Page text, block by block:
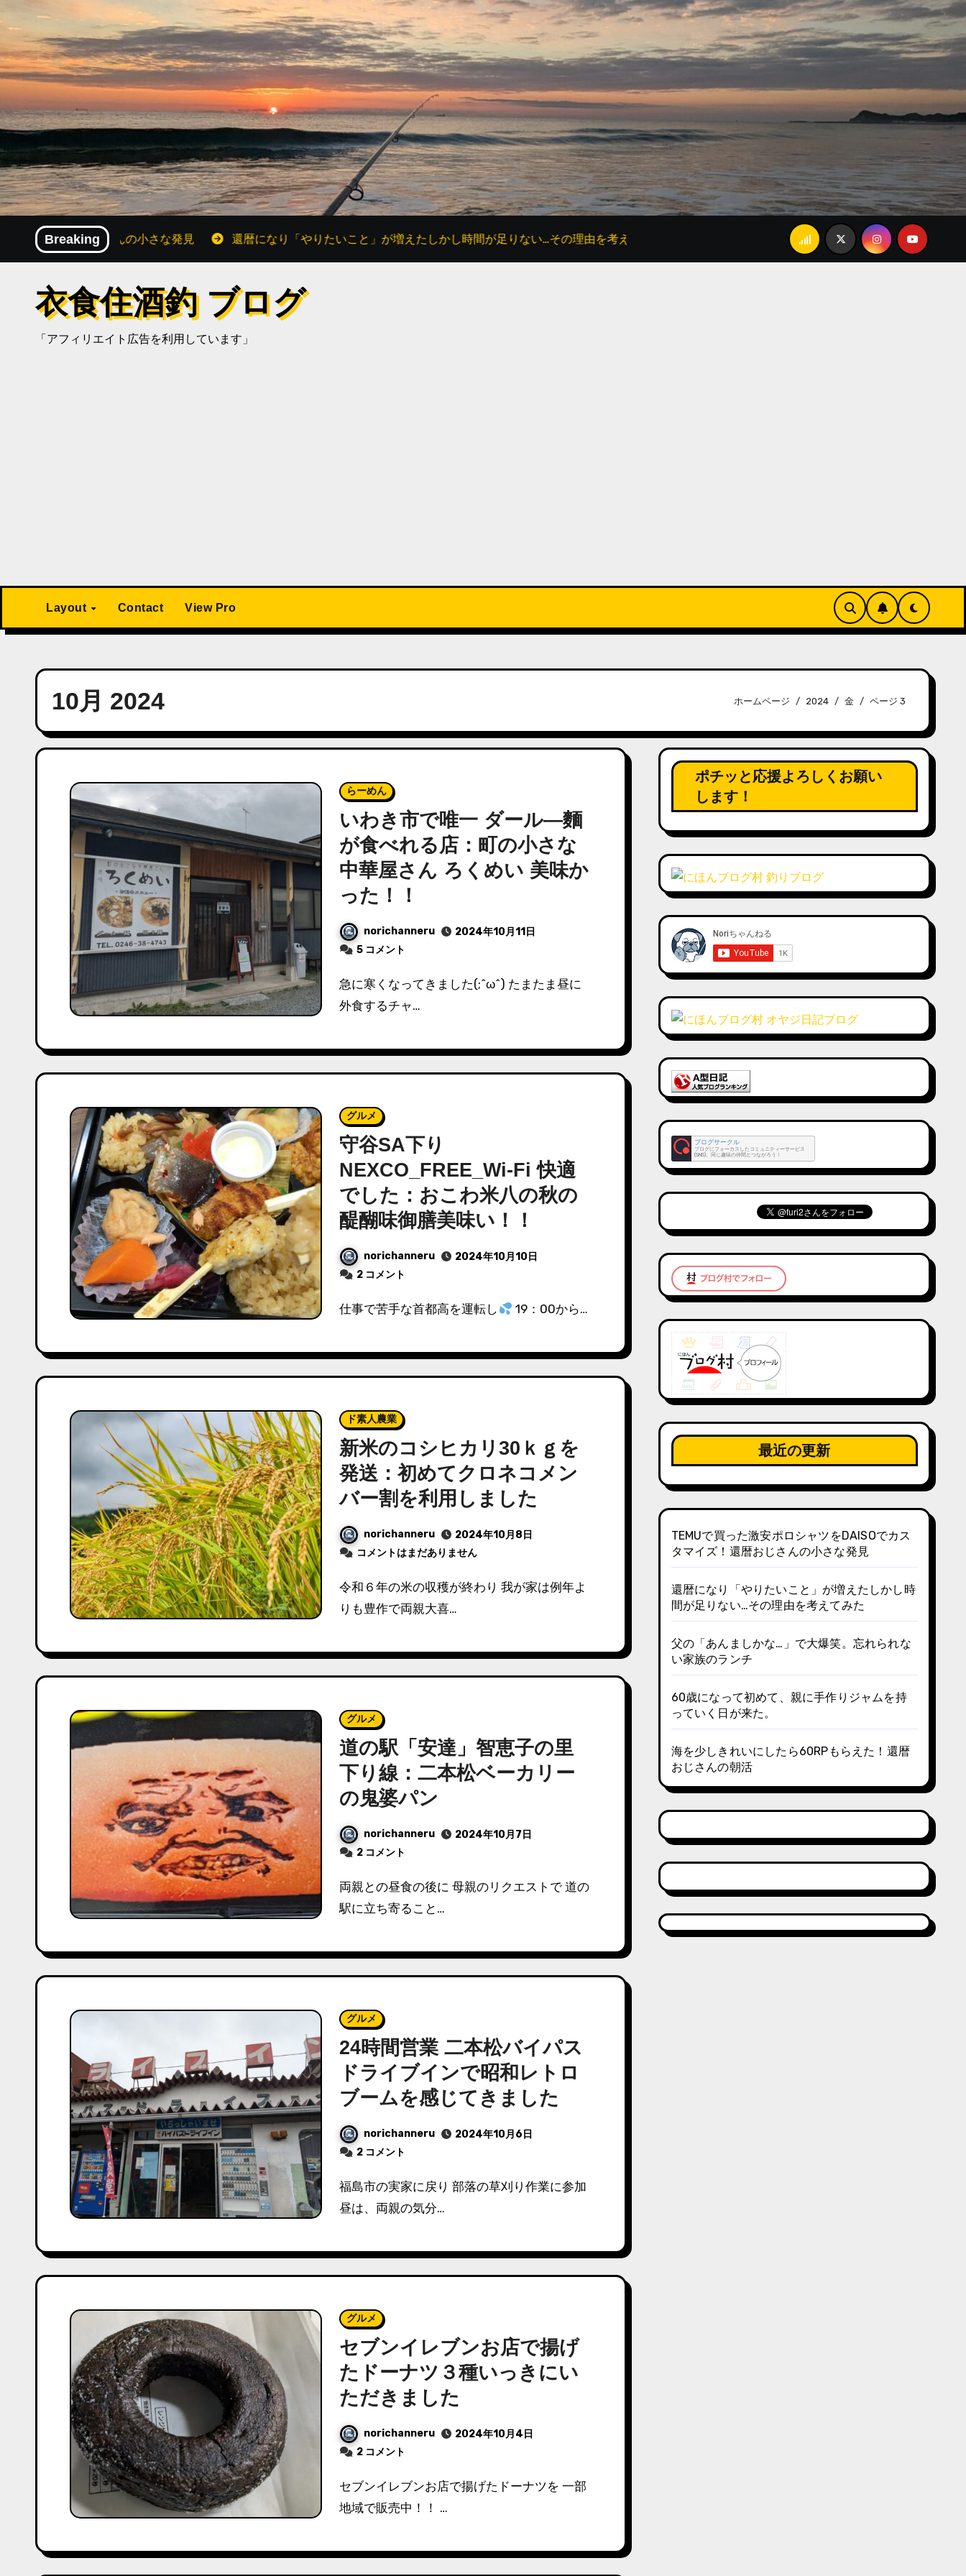
容
を
ス
キ
ッ
プ
Breaking
じさんの小さな発見 還暦になり「やりたいこと」が増えたしかし時間が足りない…その理由を考えてみた 父の「あんましかな…」で大爆笑。忘れられない家族のランチ
衣食住酒釣 ブログ
「アフィリエイト広告を利用しています」
Layout Contact View Pro
10月 2024 ホームページ 2024 金 ページ 3
らーめん
いわき市で唯一 ダール―麵
が食べれる店：町の小さな
中華屋さん ろくめい 美味か
った！！
norichanneru
2024年10月11日
5 コメント
急に寒くなってきました(;^ω^) たまたま昼に
外食するチャ…
グルメ
守谷SA下り
NEXCO_FREE_Wi-Fi 快適
でした：おこわ米八の秋の
醍醐味御膳美味い！！
norichanneru
2024年10月10日
2 コメント
仕事で苦手な首都高を運転し 19：00から…
ド素人農業
新米のコシヒカリ30ｋｇを
発送：初めてクロネコメン
バー割を利用しました
norichanneru
2024年10月8日
コメントはまだありません
令和６年の米の収穫が終わり 我が家は例年よ
りも豊作で両親大喜…
グルメ
道の駅「安達」智恵子の里
下り線：二本松ベーカリー
の鬼婆パン
norichanneru
2024年10月7日
2 コメント
両親との昼食の後に 母親のリクエストで 道の
駅に立ち寄ること…
グルメ
24時間営業 二本松バイパス
ドライブインで昭和レトロ
ブームを感じてきました
norichanneru
2024年10月6日
2 コメント
福島市の実家に戻り 部落の草刈り作業に参加
昼は、両親の気分…
グルメ
セブンイレブンお店で揚げ
たドーナツ３種いっきにい
ただきました
norichanneru
2024年10月4日
2 コメント
セブンイレブンお店で揚げたドーナツを 一部
地域で販売中！！ …
ポチッと応援よろしくお願い
します！
ブログサークル
ブログにフォーカスしたコミュニティーサービス
(SNS)。同じ趣味の仲間とつながろう！
最近の更新
TEMUで買った激安ポロシャツをDAISOでカス
タマイズ！還暦おじさんの小さな発見
還暦になり「やりたいこと」が増えたしかし時
間が足りない…その理由を考えてみた
父の「あんましかな…」で大爆笑。忘れられな
い家族のランチ
60歳になって初めて、親に手作りジャムを持
っていく日が来た。
海を少しきれいにしたら60RPもらえた！還暦
おじさんの朝活